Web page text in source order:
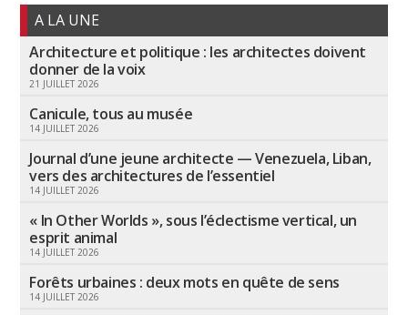
A LA UNE
Architecture et politique : les architectes doivent
donner de la voix
21 JUILLET 2026
Canicule, tous au musée
14 JUILLET 2026
Journal d’une jeune architecte — Venezuela, Liban,
vers des architectures de l’essentiel
14 JUILLET 2026
« In Other Worlds », sous l’éclectisme vertical, un
esprit animal
14 JUILLET 2026
Forêts urbaines : deux mots en quête de sens
14 JUILLET 2026